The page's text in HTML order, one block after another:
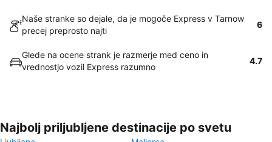
Naše stranke so dejale, da je mogoče Express v Tarnow
precej preprosto najti
6
Glede na ocene strank je razmerje med ceno in
vrednostjo vozil Express razumno
4.7
Najbolj priljubljene destinacije po svetu